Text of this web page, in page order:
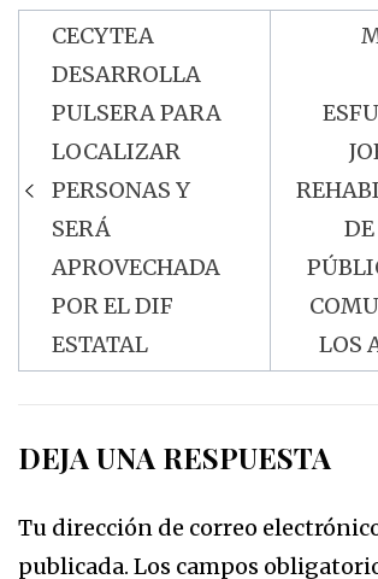
Navegación
de
entradas
CECYTEA
DESARROLLA
PULSERA PARA
LOCALIZAR
PERSONAS Y
SERÁ
APROVECHADA
POR EL DIF
ESTATAL
LOS
DEJA UNA RESPUESTA
Tu dirección de correo
publicada. Los campos